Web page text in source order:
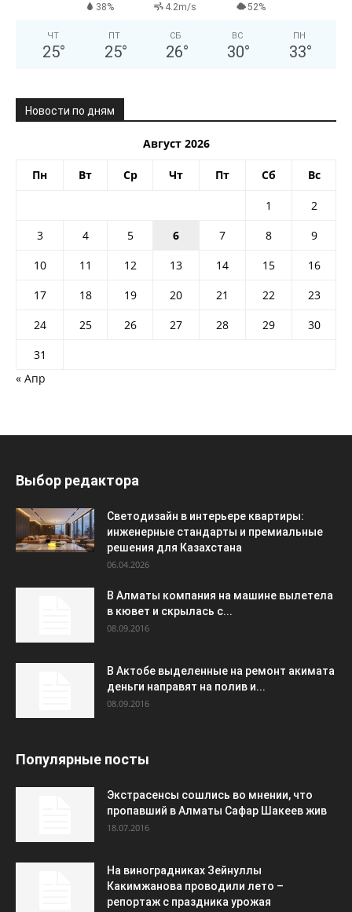
38% 4.2m/s 52%
ЧТ
25°
ПТ
25°
СБ
26°
ВС
30°
ПН
33°
Новости по дням
Август 2026
Пн Вт Ср Чт Пт Сб Вс
1
2
3
4 5 6 7 8
9
10
11 12 13 14 15
16
17
18 19 20 21 22
23
24
25 26 27 28 29
30
31
« Апр
Выбор редактора
Светодизайн в интерьере квартиры:
инженерные стандарты и премиальные
решения для Казахстана
06.04.2026
В Алматы компания на машине вылетела
в кювет и скрылась с...
08.09.2016
В Актобе выделенные на ремонт акимата
деньги направят на полив и...
08.09.2016
Популярные посты
Экстрасенсы сошлись во мнении, что
пропавший в Алматы Сафар Шакеев жив
18.07.2016
На виноградниках Зейнуллы
Какимжанова проводили лето –
репортаж с праздника урожая